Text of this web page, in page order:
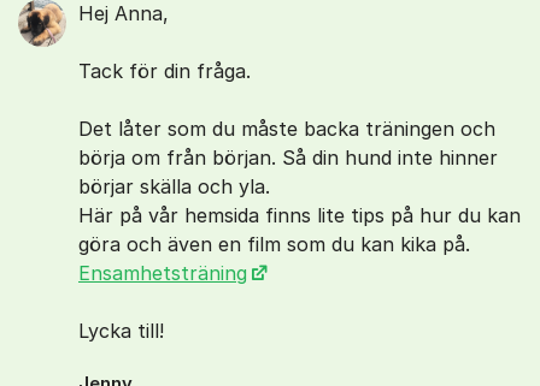
Hej Anna,
Tack för din fråga.
Det låter som du måste backa träningen och
börja om från början. Så din hund inte hinner
börjar skälla och yla.
Här på vår hemsida finns lite tips på hur du kan
göra och även en film som du kan kika på.
Ensamhetsträning
Lycka till!